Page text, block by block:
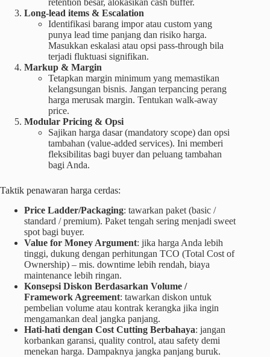
Long-lead items & Escalation
Identifikasi barang impor atau custom yang
punya lead time panjang dan risiko harga.
Masukkan eskalasi atau opsi pass-through bila
terjadi fluktuasi signifikan.
Markup & Margin
Tetapkan margin minimum yang memastikan
kelangsungan bisnis. Jangan terpancing perang
harga merusak margin. Tentukan walk-away
price.
Modular Pricing & Opsi
Sajikan harga dasar (mandatory scope) dan opsi
tambahan (value-added services). Ini memberi
fleksibilitas bagi buyer dan peluang tambahan
bagi Anda.
Taktik penawaran harga cerdas:
Price Ladder/Packaging: tawarkan paket (basic /
standard / premium). Paket tengah sering menjadi sweet
spot bagi buyer.
Value for Money Argument: jika harga Anda lebih
tinggi, dukung dengan perhitungan TCO (Total Cost of
Ownership) – mis. downtime lebih rendah, biaya
maintenance lebih ringan.
Konsepsi Diskon Berdasarkan Volume /
Framework Agreement: tawarkan diskon untuk
pembelian volume atau kontrak kerangka jika ingin
mengamankan deal jangka panjang.
Hati-hati dengan Cost Cutting Berbahaya: jangan
korbankan garansi, quality control, atau safety demi
menekan harga. Dampaknya jangka panjang buruk.